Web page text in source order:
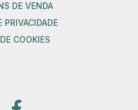
DE VENDA
PRIVACIDADE
COOKIES